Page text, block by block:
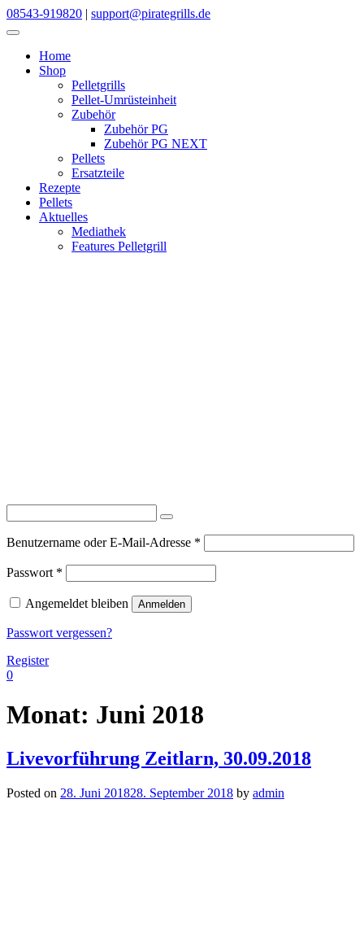
Skip
to
08543-919820 | support@pirategrills.de
Home
Shop
Pelletgrills
Pellet-Umrüsteinheit
Zubehör
Zubehör PG
Zubehör PG NEXT
Pellets
Ersatzteile
Rezepte
Pellets
Aktuelles
Mediathek
Features Pelletgrill
Benutzername oder E-Mail-Adresse *
Passwort *
Angemeldet bleiben Anmelden
Passwort vergessen?
Register
0
Monat: Juni 2018
Livevorführung Zeitlarn, 30.09.2018
Posted on 28. Juni 201828. September 2018 by admin